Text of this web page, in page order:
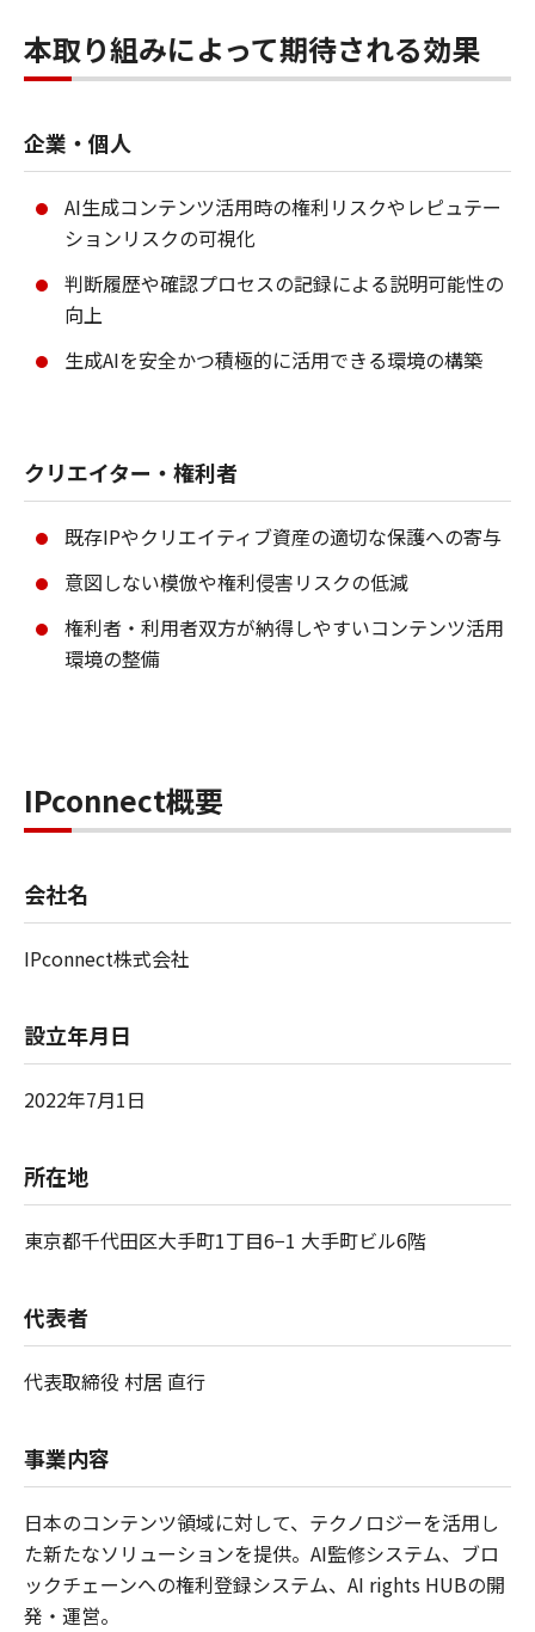
本取り組みによって期待される効果
企業・個人
AI生成コンテンツ活用時の権利リスクやレピュテー
ションリスクの可視化
判断履歴や確認プロセスの記録による説明可能性の
向上
生成AIを安全かつ積極的に活用できる環境の構築
クリエイター・権利者
既存IPやクリエイティブ資産の適切な保護への寄与
意図しない模倣や権利侵害リスクの低減
権利者・利用者双方が納得しやすいコンテンツ活用
環境の整備
IPconnect概要
会社名
IPconnect株式会社
設立年月日
2022年7月1日
所在地
東京都千代田区大手町1丁目6−1 大手町ビル6階
代表者
代表取締役 村居 直行
事業内容
日本のコンテンツ領域に対して、テクノロジーを活用し
た新たなソリューションを提供。AI監修システム、ブロ
ックチェーンへの権利登録システム、AI rights HUBの開
発・運営。